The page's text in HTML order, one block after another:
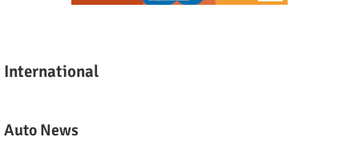
International
Auto News